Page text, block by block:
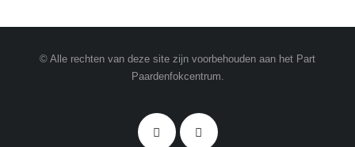
© Alle rechten van deze site zijn voorbehouden aan het Part
Paardenfokcentrum.